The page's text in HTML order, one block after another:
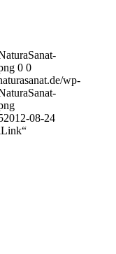
0 0
wp-
2012-08-24